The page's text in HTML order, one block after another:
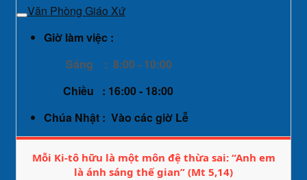
Văn Phòng Giáo Xứ
Giờ làm việc :
Sáng : 8:00 - 10:00
Chiều : 16:00 - 18:00
Chúa Nhật : Vào các giờ Lễ
Mỗi Ki-tô hữu là một môn đệ thừa sai: “Anh em
là ánh sáng thế gian” (Mt 5,14)